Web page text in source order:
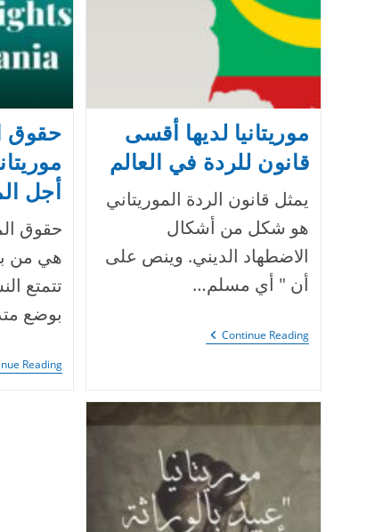
موريتانيا لديها أقسى
قانون للردة في العالم
يمثل قانون الردة الموريتاني
هو شكل من أشكال
الاضطهاد الديني. وينص على
أن " أي مسلم…
Continue Readingموريتانيا
لديها
في
حقوق
أجل
حقوق
هي من
تتمتع
بوضع
Reading